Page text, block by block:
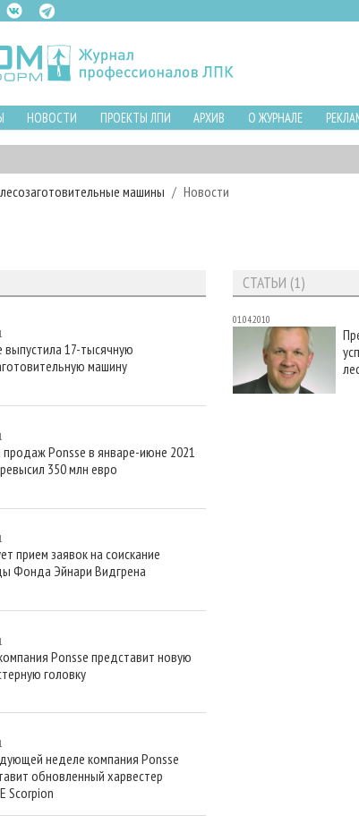
НОВОСТИ ПРОЕКТЫ ЛПИ АРХИВ О ЖУРНАЛЕ
машины
Новости
выпустила 17-тысячную
машину
Ponsse в январе-июне 2021
350 млн евро
прием заявок на соискание
Фонда Эйнари Видгрена
Ponsse представит новую
головку
неделе компания Ponsse
обновленный харвестер
Scorpion
СТАТЬИ (1)
01.04.2010